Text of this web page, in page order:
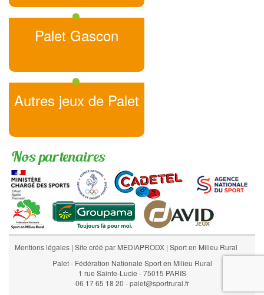
Palet Gascon
Autres jeux de Palet
Nos partenaires
Mentions légales | Site créé par MEDIAPRODX | Sport en Milieu Rural
Palet - Fédération Nationale Sport en Milieu Rural
1 rue Sainte-Lucie - 75015 PARIS
06 17 65 18 20 - palet@sportrural.fr